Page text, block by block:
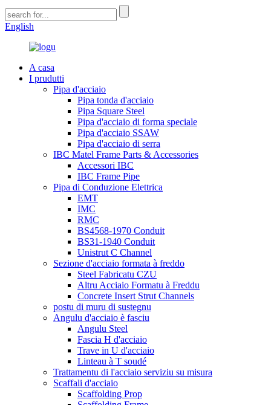
English
A casa
I prudutti
Pipa d'acciaio
Pipa tonda d'acciaio
Pipa Square Steel
Pipa d'acciaio di forma speciale
Pipa d'acciaio SSAW
Pipa d'acciaio di serra
IBC Matel Frame Parts & Accessories
Accessori IBC
IBC Frame Pipe
Pipa di Conduzione Elettrica
EMT
IMC
RMC
BS4568-1970 Conduit
BS31-1940 Conduit
Unistrut C Channel
Sezione d'acciaio formata à freddo
Steel Fabricatu CZU
Altru Acciaio Formatu à Freddu
Concrete Insert Strut Channels
postu di muru di sustegnu
Angulu d'acciaio è fasciu
Angulu Steel
Fascia H d'acciaio
Trave in U d'acciaio
Linteau à T soudé
Trattamentu di l'acciaio serviziu su misura
Scaffali d'acciaio
Scaffolding Prop